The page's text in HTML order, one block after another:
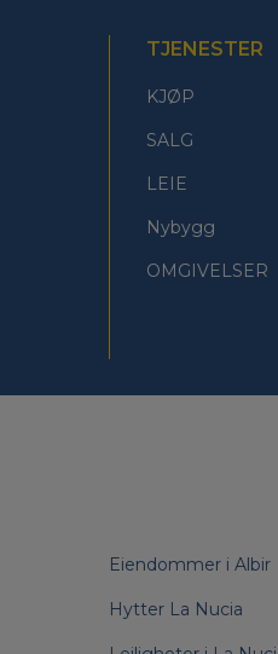
TJENESTER
KJØP
SALG
LEIE
Nybygg
OMGIVELSER
Eiendommer i Albir
Hytter La Nucia